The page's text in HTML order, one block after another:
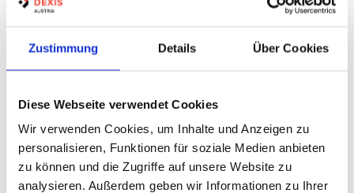
Zustimmung Details Über Cookies
Diese Webseite verwendet Cookies
Wir verwenden Cookies, um Inhalte und Anzeigen zu
personalisieren, Funktionen für soziale Medien anbieten
zu können und die Zugriffe auf unsere Website zu
analysieren. Außerdem geben wir Informationen zu Ihrer
ID: 480,00mm
STK Warenkorb
Nicht auf Lager